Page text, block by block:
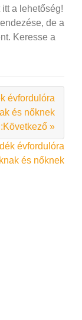
a lehetőség!
de a
Keresse a
évfordulóra
és nőknek
:Következő »
évfordulóra
és nőknek